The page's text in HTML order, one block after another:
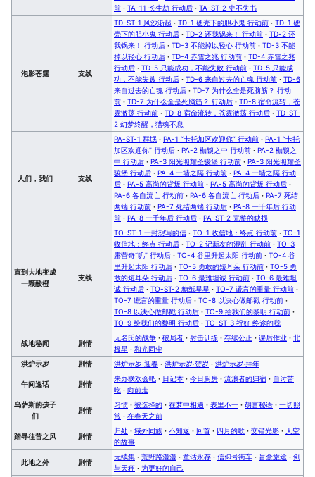
前 · TA-11 长生劫 行动后 · TA-ST-2 史不失书
泡影苍霆 支线
TD-ST-1 风沙渐起 · TD-1 硬壳下的胆小鬼 行动前 · TD-1 硬
壳下的胆小鬼 行动后 · TD-2 还我锅来！ 行动前 · TD-2 还
我锅来！ 行动后 · TD-3 不能掉以轻心 行动前 · TD-3 不能
掉以轻心 行动后 · TD-4 赤雪之兆 行动前 · TD-4 赤雪之兆
行动后 · TD-5 只能成功，不能失败 行动前 · TD-5 只能成
功，不能失败 行动后 · TD-6 来自过去的亡魂 行动前 · TD-6
来自过去的亡魂 行动后 · TD-7 为什么全是死脑筋？ 行动
前 · TD-7 为什么全是死脑筋？ 行动后 · TD-8 宿命流转，苍
霆激荡 行动前 · TD-8 宿命流转，苍霆激荡 行动后 · TD-ST-
2 幻梦终醒，猎魂不息
人们，我们 支线
PA-ST-1 群氓 · PA-1 “卡托加区欢迎你” 行动前 · PA-1 “卡托
加区欢迎你” 行动后 · PA-2 枷锁之中 行动前 · PA-2 枷锁之
中 行动后 · PA-3 阳光照耀圣骏堡 行动前 · PA-3 阳光照耀圣
骏堡 行动后 · PA-4 一墙之隔 行动前 · PA-4 一墙之隔 行动
后 · PA-5 高尚的背叛 行动前 · PA-5 高尚的背叛 行动后 ·
PA-6 各自流亡 行动前 · PA-6 各自流亡 行动后 · PA-7 死结
两端 行动前 · PA-7 死结两端 行动后 · PA-8 一千年后 行动
前 · PA-8 一千年后 行动后 · PA-ST-2 完整的缺损
直到大地变成
一颗酸橙
支线
TO-ST-1 一封想写的信 · TO-1 收信地：终点 行动前 · TO-1
收信地：终点 行动后 · TO-2 记新友的混乱 行动前 · TO-3
露营奇“叽” 行动后 · TO-4 谷里升起太阳 行动前 · TO-4 谷
里升起太阳 行动后 · TO-5 勇敢的短耳朵 行动前 · TO-5 勇
敢的短耳朵 行动后 · TO-6 最难坦诚 行动前 · TO-6 最难坦
诚 行动后 · TO-ST-2 糖纸星星 · TO-7 谎言的重量 行动前 ·
TO-7 谎言的重量 行动后 · TO-8 以决心做邮戳 行动前 ·
TO-8 以决心做邮戳 行动后 · TO-9 绘我们的黎明 行动前 ·
TO-9 绘我们的黎明 行动后 · TO-ST-3 祝好 终途的我
战地秘闻 剧情
无名氏的战争 · 破局者 · 射击训练 · 存续公正 · 课后作业 · 北
极星 · 和光同尘
洪炉示岁
剧情 洪炉示岁·迎春 · 洪炉示岁·贺岁 · 洪炉示岁·拜年
午间逸话 剧情
来办联欢会吧 · 日记本 · 今日厨房 · 流浪者的归宿 · 自讨苦
吃 · 向前走
乌萨斯的孩子
们
剧情
习惯 · 被选择的 · 在梦中相遇 · 表里不一 · 胡言秘语 · 一切照
常 · 在春天之前
踏寻往昔之风 剧情
归处 · 域外同族 · 不知返 · 回首 · 四月的歌 · 交错光影 · 天空
的故事
此地之外 剧情
无续集 · 荒野路漫漫 · 童话永存 · 信仰号街车 · 盲盒旅途 · 剑
与天秤 · 为更好的自己